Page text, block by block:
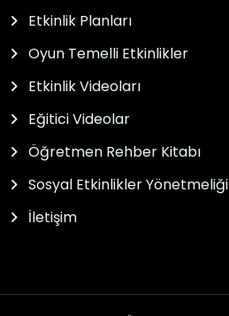
Etkinlik Planları
Oyun Temelli Etkinlikler
Etkinlik Videoları
Eğitici Videolar
Öğretmen Rehber Kitabı
Sosyal Etkinlikler Yönetmeliği
İletişim